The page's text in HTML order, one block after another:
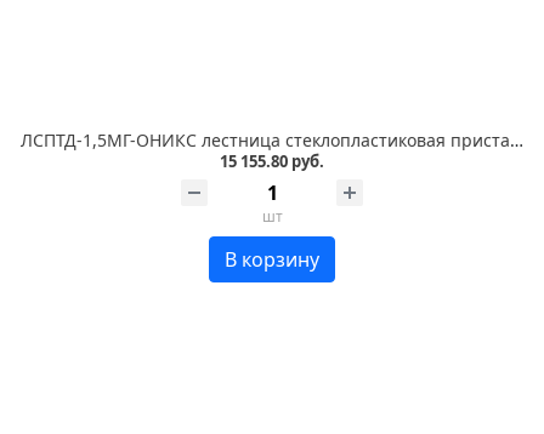
ЛСПТД-1,5МГ-ОНИКС лестница стеклопластиковая приставная, трансформируемая в стремянку, металлические оконцеватели
15 155.80 руб.
шт
В корзину